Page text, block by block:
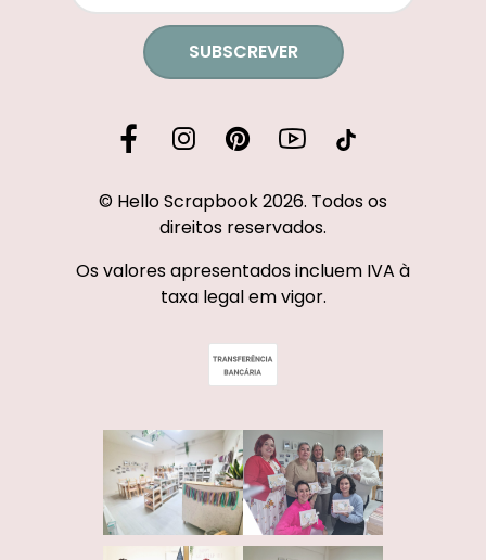
SUBSCREVER
© Hello Scrapbook 2026. Todos os
direitos reservados.
Os valores apresentados incluem IVA à
taxa legal em vigor.